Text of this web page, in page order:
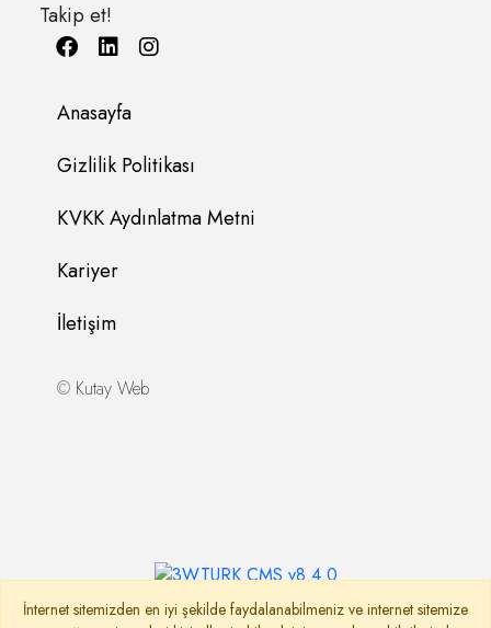
Takip et!
Anasayfa
Gizlilik Politikası
KVKK Aydınlatma Metni
Kariyer
İletişim
© Kutay Web
İnternet sitemizden en iyi şekilde faydalanabilmeniz ve internet sitemize